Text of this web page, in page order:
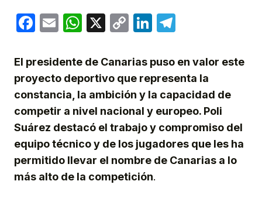
Facebook
EmailWhatsApp
X
CopyLinkedIn
El presidente de Canarias puso en valor este
proyecto deportivo que representa la
constancia, la ambición y la capacidad de
competir a nivel nacional y europeo. Poli
Suárez destacó el trabajo y compromiso del
equipo técnico y de los jugadores que les ha
permitido llevar el nombre de Canarias a lo
más alto de la competición.